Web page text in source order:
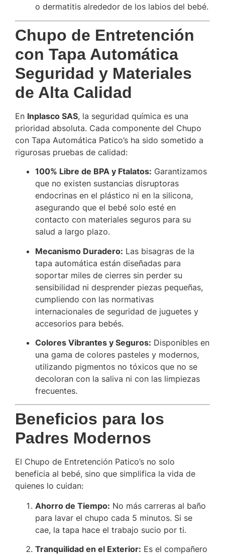
o dermatitis alrededor de los labios del bebé.
Chupo de Entretención
con Tapa Automática
Seguridad y Materiales
de Alta Calidad
En Inplasco SAS, la seguridad química es una
prioridad absoluta. Cada componente del Chupo
con Tapa Automática Patico’s ha sido sometido a
rigurosas pruebas de calidad:
100% Libre de BPA y Ftalatos: Garantizamos
que no existen sustancias disruptoras
endocrinas en el plástico ni en la silicona,
asegurando que el bebé solo esté en
contacto con materiales seguros para su
salud a largo plazo.
Mecanismo Duradero: Las bisagras de la
tapa automática están diseñadas para
soportar miles de cierres sin perder su
sensibilidad ni desprender piezas pequeñas,
cumpliendo con las normativas
internacionales de seguridad de juguetes y
accesorios para bebés.
Colores Vibrantes y Seguros: Disponibles en
una gama de colores pasteles y modernos,
utilizando pigmentos no tóxicos que no se
decoloran con la saliva ni con las limpiezas
frecuentes.
Beneficios para los
Padres Modernos
El Chupo de Entretención Patico’s no solo
beneficia al bebé, sino que simplifica la vida de
quienes lo cuidan:
Ahorro de Tiempo: No más carreras al baño
para lavar el chupo cada 5 minutos. Si se
cae, la tapa hace el trabajo sucio por ti.
Tranquilidad en el Exterior: Es el compañero